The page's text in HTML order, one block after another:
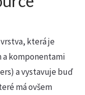
která je
komponentami
a vystavuje buď
má ovšem